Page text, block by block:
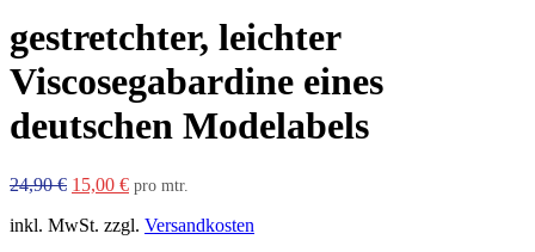
gestretchter, leichter
Viscosegabardine eines
deutschen Modelabels
24,90€ Ursprünglicher
war:
15,00 €Aktueller
ist:
pro mtr.
inkl. MwSt. zzgl. Versandkosten